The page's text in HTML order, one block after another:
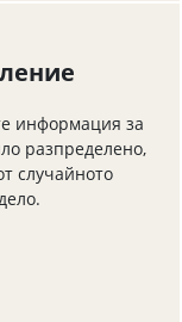
информация за
разпределено,
случайното